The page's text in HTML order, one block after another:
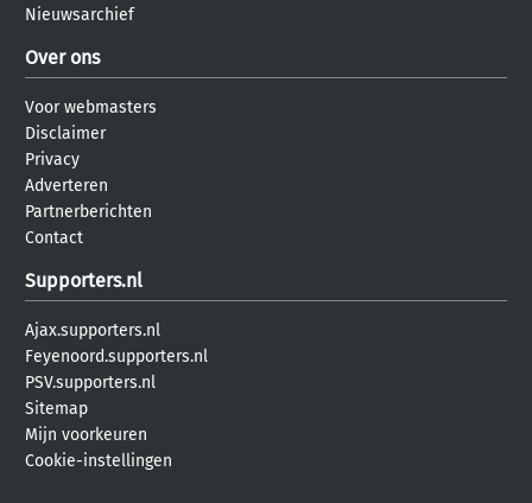
Nieuwsarchief
Over ons
Voor webmasters
Disclaimer
Privacy
Adverteren
Partnerberichten
Contact
Supporters.nl
Ajax.supporters.nl
Feyenoord.supporters.nl
PSV.supporters.nl
Sitemap
Mijn voorkeuren
Cookie-instellingen